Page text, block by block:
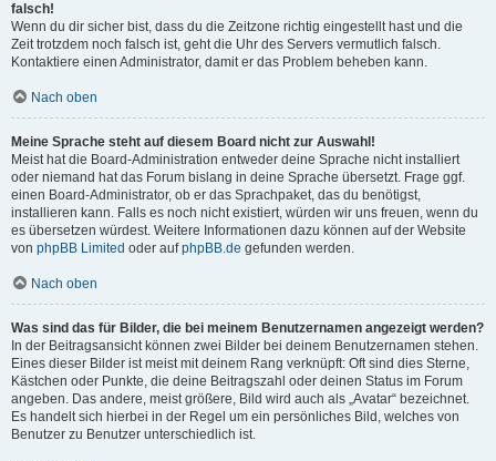
falsch!
Wenn du dir sicher bist, dass du die Zeitzone richtig eingestellt hast und die
Zeit trotzdem noch falsch ist, geht die Uhr des Servers vermutlich falsch.
Kontaktiere einen Administrator, damit er das Problem beheben kann.
Nach oben
Meine Sprache steht auf diesem Board nicht zur Auswahl!
Meist hat die Board-Administration entweder deine Sprache nicht installiert
oder niemand hat das Forum bislang in deine Sprache übersetzt. Frage ggf.
einen Board-Administrator, ob er das Sprachpaket, das du benötigst,
installieren kann. Falls es noch nicht existiert, würden wir uns freuen, wenn du
es übersetzen würdest. Weitere Informationen dazu können auf der Website
von phpBB Limited oder aufphpBB.de gefunden werden.
Nach oben
Was sind das für Bilder, die bei meinem Benutzernamen angezeigt werden?
In der Beitragsansicht können zwei Bilder bei deinem Benutzernamen stehen.
Eines dieser Bilder ist meist mit deinem Rang verknüpft: Oft sind dies Sterne,
Kästchen oder Punkte, die deine Beitragszahl oder deinen Status im Forum
angeben. Das andere, meist größere, Bild wird auch als „Avatar“ bezeichnet.
Es handelt sich hierbei in der Regel um ein persönliches Bild, welches von
Benutzer zu Benutzer unterschiedlich ist.